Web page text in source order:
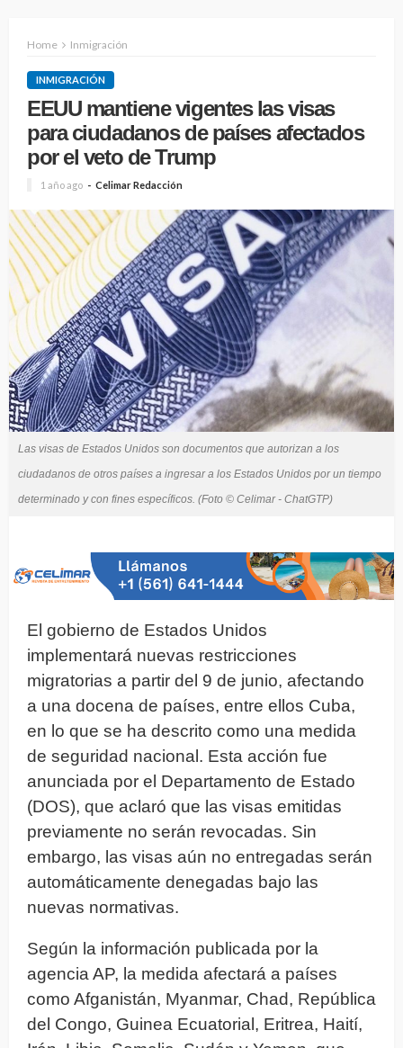
Home Inmigración
INMIGRACIÓN
EEUU mantiene vigentes las visas
para ciudadanos de países afectados
por el veto de Trump
1 año ago Celimar Redacción
Las visas de Estados Unidos son documentos que autorizan a los
ciudadanos de otros países a ingresar a los Estados Unidos por un tiempo
determinado y con fines específicos. (Foto © Celimar - ChatGTP)
El gobierno de Estados Unidos
implementará nuevas restricciones
migratorias a partir del 9 de junio, afectando
a una docena de países, entre ellos Cuba,
en lo que se ha descrito como una medida
de seguridad nacional. Esta acción fue
anunciada por el Departamento de Estado
(DOS), que aclaró que las visas emitidas
previamente no serán revocadas. Sin
embargo, las visas aún no entregadas serán
automáticamente denegadas bajo las
nuevas normativas.
Según la información publicada por la
agencia AP, la medida afectará a países
como Afganistán, Myanmar, Chad, República
del Congo, Guinea Ecuatorial, Eritrea, Haití,